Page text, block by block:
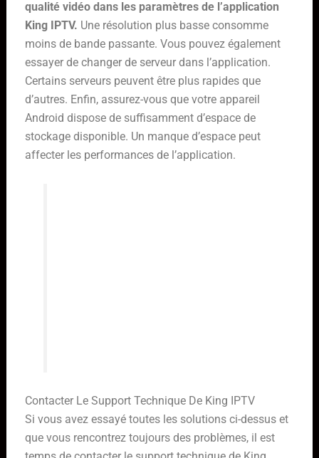
qualité vidéo dans les paramètres de l’application
King IPTV. Une résolution plus basse consomme
moins de bande passante. Vous pouvez également
essayer de changer de serveur dans l’application.
Certains serveurs peuvent être plus rapides que
d’autres. Enfin, assurez-vous que votre appareil
Android dispose de suffisamment d’espace de
stockage disponible. Un manque d’espace peut
affecter les performances de l’application.
Contacter Le Support Technique De King IPTV
Si vous avez essayé toutes les solutions ci-dessus et
que vous rencontrez toujours des problèmes, il est